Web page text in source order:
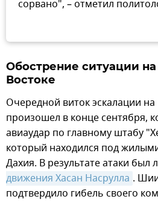
сорвано", – отметил
Обострение ситуации
Востоке
Очередной виток эскалации
произошел в конце сентября,
авиаудар по главному штабу
который находился под
Дахия. В результате атаки был
движения Хасан Насрулла .
подтвердило гибель своего